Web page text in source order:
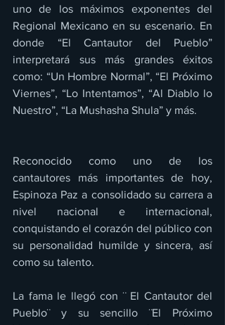
uno de los máximos exponentes del
Regional Mexicano en su escenario. En
donde “El Cantautor del Pueblo”
interpretará sus más grandes éxitos
como: “Un Hombre Normal”, “El Próximo
Viernes”, “Lo Intentamos”, “Al Diablo lo
Nuestro”, “La Mushasha Shula” y más.
Reconocido como uno de los
cantautores más importantes de hoy,
Espinoza Paz a consolidado su carrera a
nivel nacional e internacional,
conquistando el corazón del público con
su personalidad humilde y sincera, así
como su talento.
La fama le llegó con ¨ El Cantautor del
Pueblo¨ y su sencillo ¨El Próximo